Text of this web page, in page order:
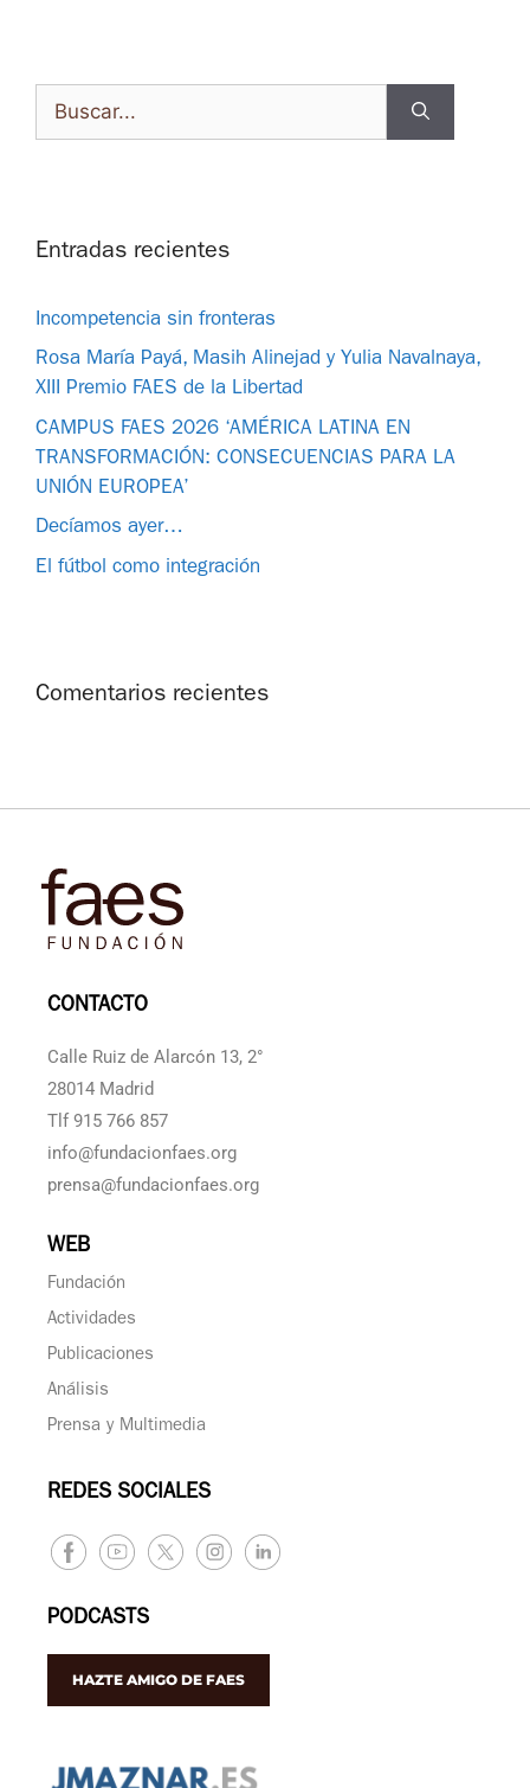
Entradas recientes
Incompetencia sin fronteras
Rosa María Payá, Masih Alinejad y Yulia Navalnaya,
XIII Premio FAES de la Libertad
CAMPUS FAES 2026 ‘AMÉRICA LATINA EN
TRANSFORMACIÓN: CONSECUENCIAS PARA LA
UNIÓN EUROPEA’
Decíamos ayer…
El fútbol como integración
Comentarios recientes
CONTACTO
Calle Ruiz de Alarcón 13, 2°
28014 Madrid
Tlf 915 766 857
info@fundacionfaes.org
prensa@fundacionfaes.org
WEB
Fundación
Actividades
Publicaciones
Análisis
Prensa y Multimedia
REDES SOCIALES
PODCASTS
HAZTE AMIGO DE FAES